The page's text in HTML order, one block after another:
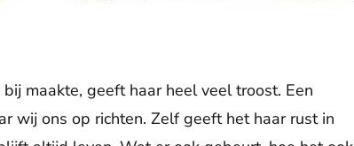
maakte, geeft haar heel veel troost. Een
wij ons op richten. Zelf geeft het haar rust in